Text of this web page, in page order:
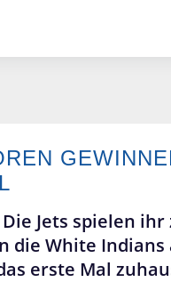
Die Jets spielen
die White
erste Mal